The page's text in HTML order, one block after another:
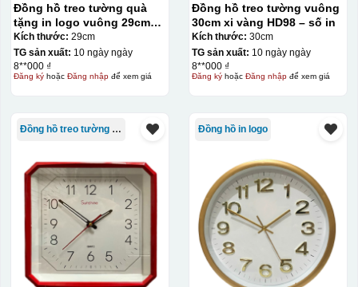
Đồng hồ treo tường quà
tặng in logo vuông 29cm
sơn màu số in KQ-DH08
Kích thước: 29cm
TG sản xuất: 10 ngày ngày
8**000 ₫
Đăng kýhoặc Đăng nhậpđể xem giá
Đồng hồ treo tường vuông
30cm xi vàng HD98 – số in
Kích thước: 30cm
TG sản xuất: 10 ngày ngày
8**000 ₫
Đăng kýhoặc Đăng nhậpđể xem giá
Đồng hồ treo tường giá rẻ Đồng hồ in logo